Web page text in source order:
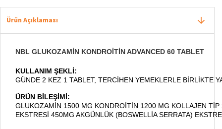
Ürün Açıklaması
NBL GLUKOZAMIN KONDROITIN ADVANCED 60 TABLET
KULLANIM ŞEKLI:
GÜNDE 2 KEZ 1 TABLET, TERCIHEN YEMEKLERLE BIRLIKTE
ÜRÜN BILEŞIMI:
GLUKOZAMIN 1500 MG KONDROITIN 1200 MG KOLLAJEN
EKSTRESI 450MG AKGÜNLÜK (BOSWELLIA SERRATA)